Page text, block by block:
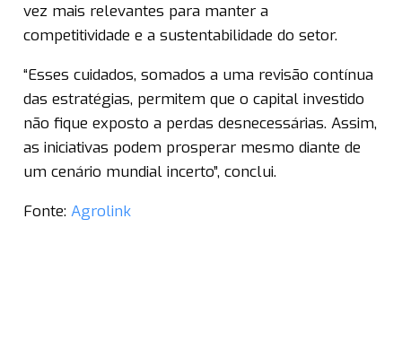
vez mais relevantes para manter a
competitividade e a sustentabilidade do setor.
“Esses cuidados, somados a uma revisão contínua
das estratégias, permitem que o capital investido
não fique exposto a perdas desnecessárias. Assim,
as iniciativas podem prosperar mesmo diante de
um cenário mundial incerto”, conclui.
Fonte: Agrolink